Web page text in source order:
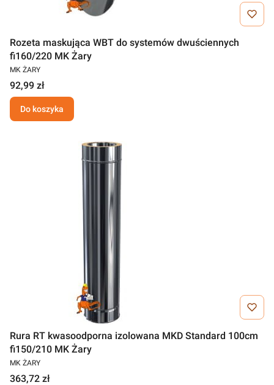
Rozeta maskująca WBT do systemów dwuściennych
fi160/220 MK Żary
MK ŻARY
92,99 zł
Do koszyka
Rura RT kwasoodporna izolowana MKD Standard 100cm
fi150/210 MK Żary
MK ŻARY
363,72 zł